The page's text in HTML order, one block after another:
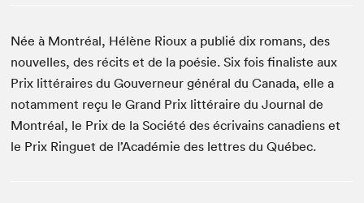
Née à Montréal, Hélène Rioux a publié dix romans, des
nouvelles, des récits et de la poésie. Six fois finaliste aux
Prix littéraires du Gouverneur général du Canada, elle a
notamment reçu le Grand Prix littéraire du Journal de
Montréal, le Prix de la Société des écrivains canadiens et
le Prix Ringuet de l’Académie des lettres du Québec.